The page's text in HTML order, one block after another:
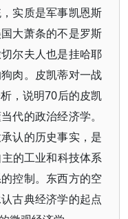
实质是军事凯恩斯
大萧条的不是罗斯
尔夫人也是挂哈耶
肉。皮凯蒂对一战
，说明70后的皮凯
代的政治经济学。
认的历史事实，是
的工业和科技体系
控制。东西方的空
古典经济学的起点